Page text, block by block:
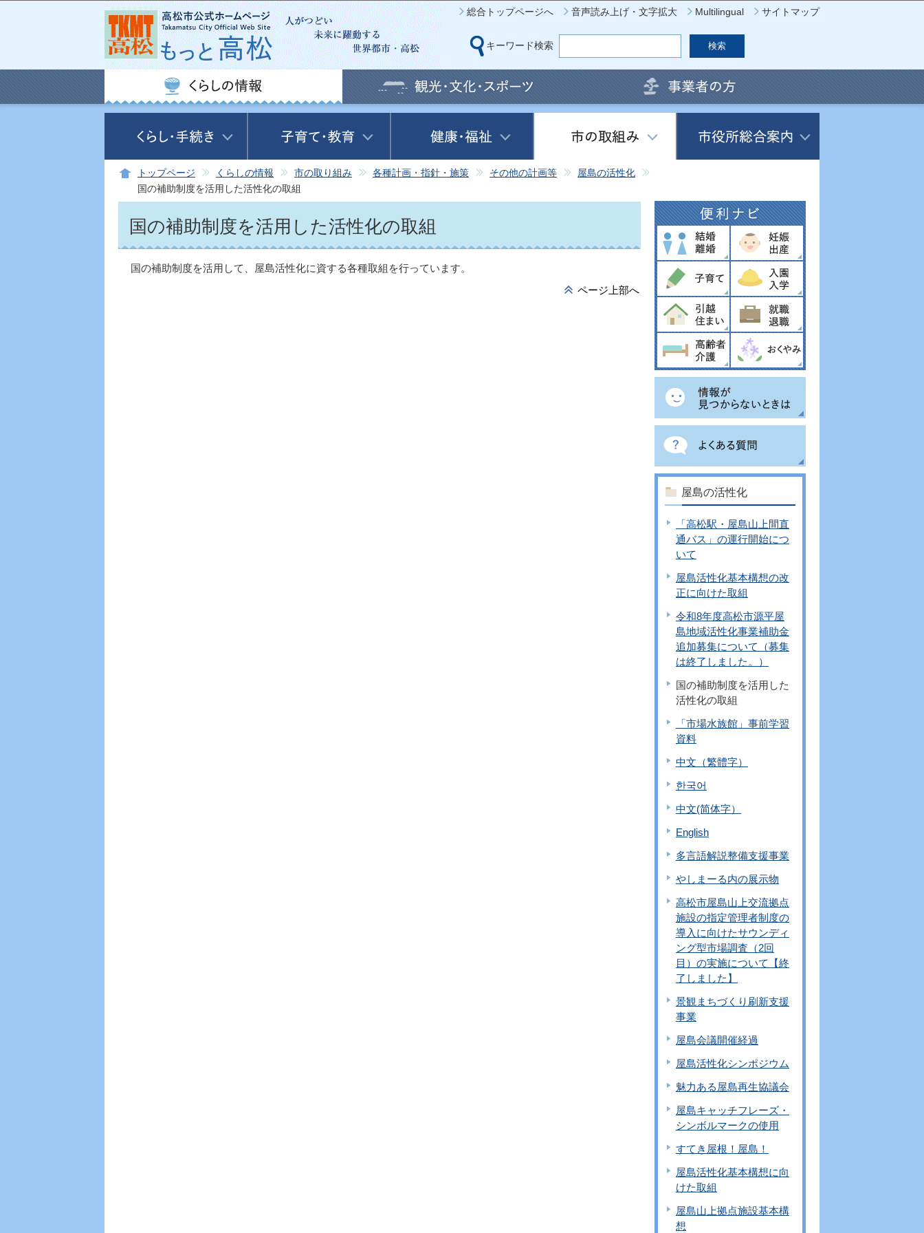
このページの本文へ移動
総合トップページへ 音声読み上げ・文字拡大 Multilingual サイトマップ
キーワード検索
トップページ くらしの情報 市の取り組み 各種計画・指針・施策 その他の計画等
屋島の活性化
国の補助制度を活用した活性化の取組
国の補助制度を活用した活性化の取組
国の補助制度を活用して、屋島活性化に資する各種取組を行っています。
ページ上部へ
屋島の活性化
「高松駅・屋島山上間直
通バス」の運行開始につ
いて
屋島活性化基本構想の改
正に向けた取組
令和8年度高松市源平屋
島地域活性化事業補助金
追加募集について（募集
は終了しました。）
国の補助制度を活用した
活性化の取組
「市場水族館」事前学習
資料
中文（繁體字）
한국어
中文(简体字）
English
多言語解説整備支援事業
やしまーる内の展示物
高松市屋島山上交流拠点
施設の指定管理者制度の
導入に向けたサウンディ
ング型市場調査（2回
目）の実施について【終
了しました】
景観まちづくり刷新支援
事業
屋島会議開催経過
屋島活性化シンポジウム
魅力ある屋島再生協議会
屋島キャッチフレーズ・
シンボルマークの使用
すてき屋根！屋島！
屋島活性化基本構想に向
けた取組
屋島山上拠点施設基本構
想